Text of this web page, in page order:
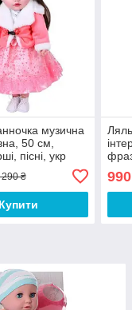
музична
50 см,
пісні, укр
₴
Купити
990